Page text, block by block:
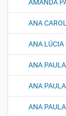
AMANDA
ANA
ANA LÚCIA
ANA
ANA
ANA